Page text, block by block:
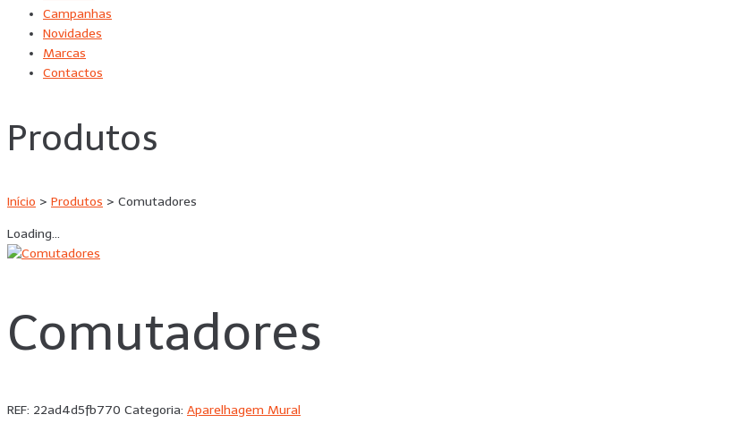
Campanhas
Novidades
Marcas
Contactos
Produtos
Início > Produtos > Comutadores
Loading...
Comutadores
REF: 22ad4d5fb770 Categoria: Aparelhagem Mural